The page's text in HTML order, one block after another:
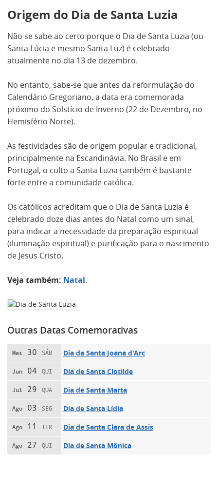
Origem do Dia de Santa Luzia
Não se sabe ao certo porque o Dia de Santa Luzia (ou
Santa Lúcia e mesmo Santa Luz) é celebrado
atualmente no dia 13 de dezembro.
No entanto, sabe-se que antes da reformulação do
Calendário Gregoriano, a data era comemorada
próximo do Solstício de Inverno (22 de Dezembro, no
Hemisfério Norte).
As festividades são de origem popular e tradicional,
principalmente na Escandinávia. No Brasil e em
Portugal, o culto a Santa Luzia também é bastante
forte entre a comunidade católica.
Os católicos acreditam que o Dia de Santa Luzia é
celebrado doze dias antes do Natal como um sinal,
para indicar a necessidade da preparação espiritual
(iluminação espiritual) e purificação para o nascimento
de Jesus Cristo.
Veja também: Natal.
Outras Datas Comemorativas
Mai 30 SÁB Dia da Santa Joana d'Arc
Jun 04 QUI Dia de Santa Clotilde
Jul 29 QUA Dia de Santa Marta
Ago 03 SEG Dia de Santa Lídia
Ago 11 TER Dia de Santa Clara de Assis
Ago 27 QUI Dia de Santa Mônica